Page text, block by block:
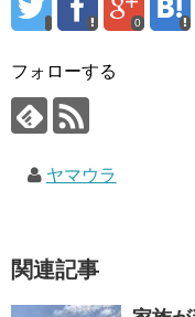
0
フォローする
ヤマウラ
関連記事